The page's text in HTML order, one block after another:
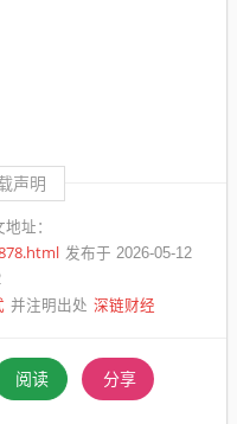
声明
址：
发布于 2026-05-12
并注明出处 深链财经
阅读 分享